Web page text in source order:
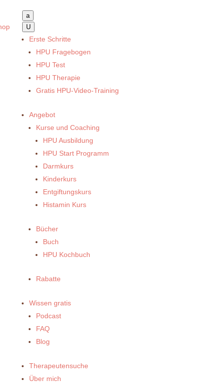
a
U
Erste Schritte
HPU Fragebogen
HPU Test
HPU Therapie
Gratis HPU-Video-Training
Angebot
Kurse und Coaching
HPU Ausbildung
HPU Start Programm
Darmkurs
Kinderkurs
Entgiftungskurs
Histamin Kurs
Bücher
Buch
HPU Kochbuch
Rabatte
Wissen gratis
Podcast
FAQ
Blog
Therapeutensuche
Über mich